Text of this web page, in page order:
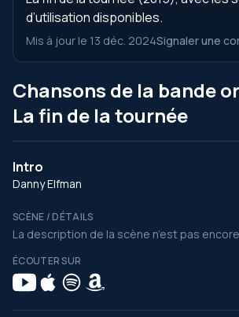
d’utilisation disponibles.
Mis à jour le 13 déc. 2024Signaler une
Chansons de la bande
La fin de la tournée
Intro
Danny Elfman
SCÈNE / DÉTAILS
La description de la scène n’est pas
ÉCOUTER SUR